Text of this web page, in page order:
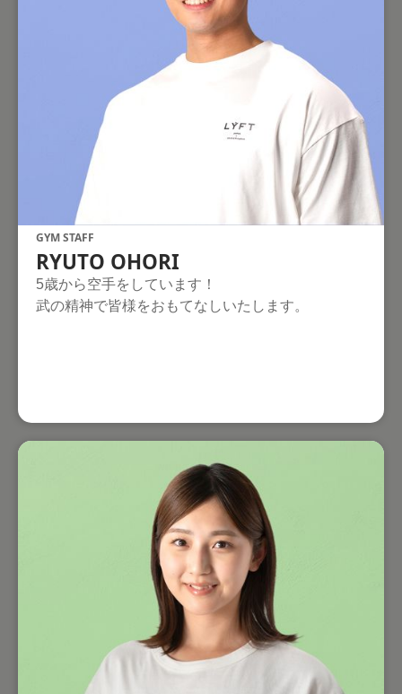
GYM STAFF
RYUTO OHORI
5歳から空手をしています！
武の精神で皆様をおもてなしいたします。